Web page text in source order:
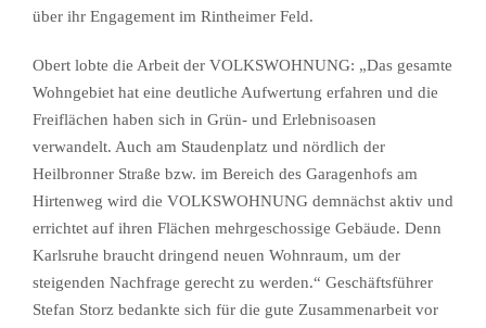
über ihr Engagement im Rintheimer Feld.
Obert lobte die Arbeit der VOLKSWOHNUNG: „Das gesamte
Wohngebiet hat eine deutliche Aufwertung erfahren und die
Freiflächen haben sich in Grün- und Erlebnisoasen
verwandelt. Auch am Staudenplatz und nördlich der
Heilbronner Straße bzw. im Bereich des Garagenhofs am
Hirtenweg wird die VOLKSWOHNUNG demnächst aktiv und
errichtet auf ihren Flächen mehrgeschossige Gebäude. Denn
Karlsruhe braucht dringend neuen Wohnraum, um der
steigenden Nachfrage gerecht zu werden.“ Geschäftsführer
Stefan Storz bedankte sich für die gute Zusammenarbeit vor